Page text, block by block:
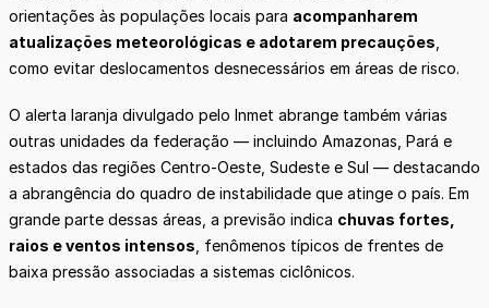
orientações às populações locais para acompanharem
atualizações meteorológicas e adotarem precauções
como evitar deslocamentos desnecessários em áreas de risco.
O alerta laranja divulgado pelo Inmet abrange também várias
outras unidades da federação — incluindo Amazonas, Pará e
estados das regiões Centro-Oeste, Sudeste e Sul — destacando
a abrangência do quadro de instabilidade que atinge o país. Em
grande parte dessas áreas, a previsão indica chuvas fortes,
raios e ventos intensos , fenômenos típicos de frentes de
baixa pressão associadas a sistemas ciclônicos.